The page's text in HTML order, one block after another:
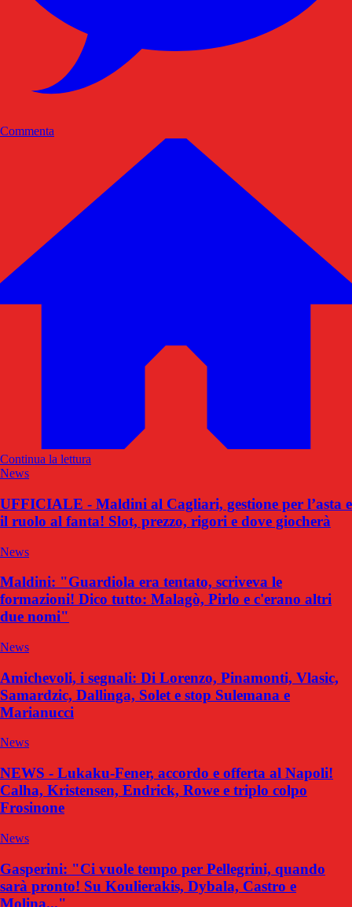
Commenta
Continua la lettura
News
UFFICIALE - Maldini al Cagliari, gestione per l’asta e
il ruolo al fanta! Slot, prezzo, rigori e dove giocherà
News
Maldini: "Guardiola era tentato, scriveva le
formazioni! Dico tutto: Malagò, Pirlo e c'erano altri
due nomi"
News
Amichevoli, i segnali: Di Lorenzo, Pinamonti, Vlasic,
Samardzic, Dallinga, Solet e stop Sulemana e
Marianucci
News
NEWS - Lukaku-Fener, accordo e offerta al Napoli!
Calha, Kristensen, Endrick, Rowe e triplo colpo
Frosinone
News
Gasperini: "Ci vuole tempo per Pellegrini, quando
sarà pronto! Su Koulierakis, Dybala, Castro e
Molina..."